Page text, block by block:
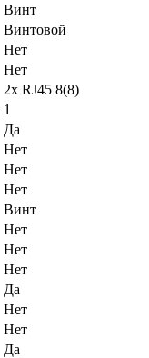
Винт
Винтовой
Нет
Нет
2х RJ45 8(8)
1
Да
Нет
Нет
Нет
Винт
Нет
Нет
Нет
Да
Нет
Нет
Да